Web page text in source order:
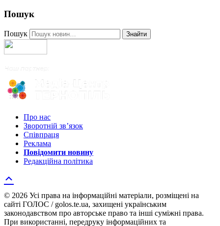
Пошук
Пошук Знайти
Про нас
Зворотній зв’язок
Співпраця
Реклама
Повідомити новину
Редакційна політика
© 2026 Усі права на інформаційні матеріали, розміщені на
сайті ГОЛОС / golos.te.ua, захищені українським
законодавством про авторське право та інші суміжні права.
При використанні, передруку інформаційних та